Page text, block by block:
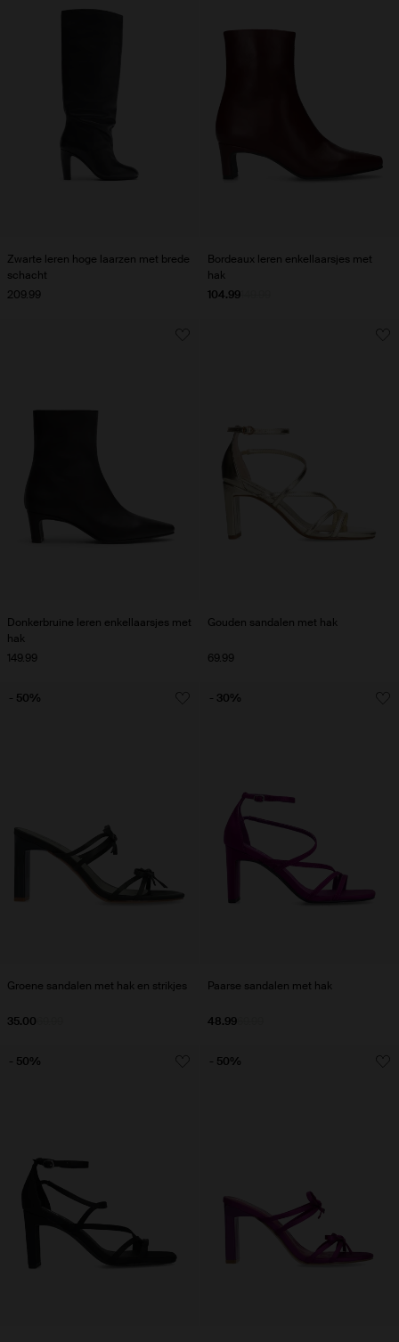
Zwarte leren hoge laarzen met brede
schacht
209.99
Bordeaux leren enkellaarsjes met
hak
104.99
Donkerbruine leren enkellaarsjes met
hak
149.99
Gouden sandalen met hak
69.99
Groene sandalen met hak en strikjes
35.00
- 50%
Paarse sandalen met hak
48.99
- 30%
- 50% - 50%